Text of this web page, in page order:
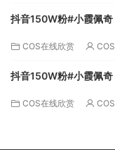
抖音150W粉#小霞佩
COS在线欣赏
抖音150W粉#小霞佩
COS在线欣赏